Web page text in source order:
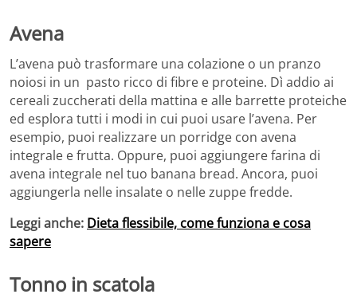
Avena
L’avena può trasformare una colazione o un pranzo
noiosi in un pasto ricco di fibre e proteine. Dì addio ai
cereali zuccherati della mattina e alle barrette proteiche
ed esplora tutti i modi in cui puoi usare l’avena. Per
esempio, puoi realizzare un porridge con avena
integrale e frutta. Oppure, puoi aggiungere farina di
avena integrale nel tuo banana bread. Ancora, puoi
aggiungerla nelle insalate o nelle zuppe fredde.
Leggi anche: Dieta flessibile, come funziona e cosa
sapere
Tonno in scatola